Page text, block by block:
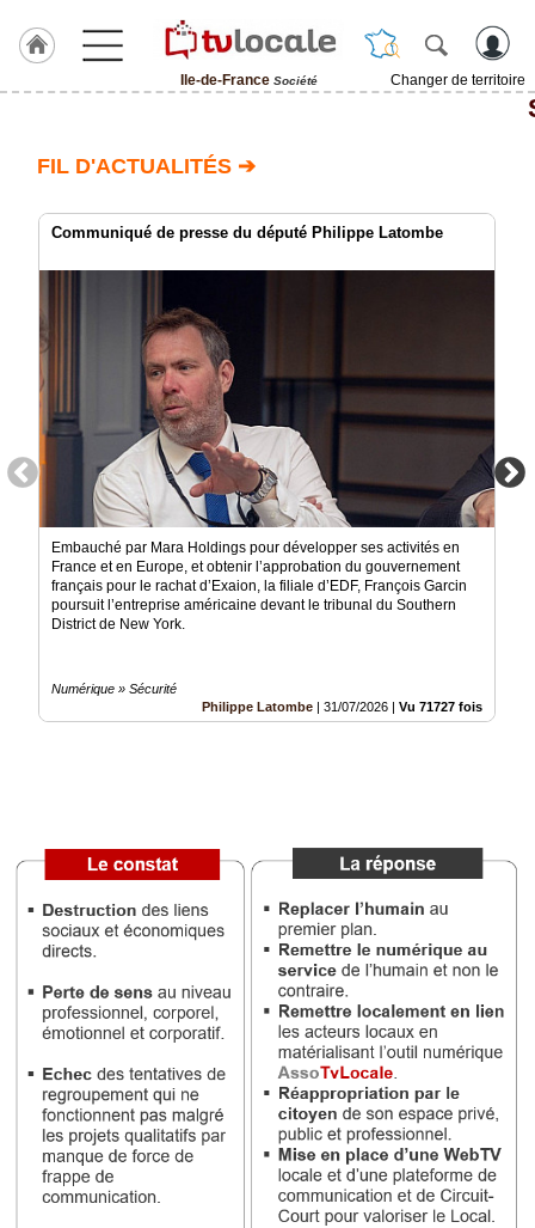
Ile-de-France Société
Changer de territoire
France
France
RUBRIQUES
Agenda
Vidéos
Médias
Prémium
éditeur
FIL D'ACTUALITÉS ➔
Communiqué de presse du député Philippe Latombe
Embauché par Mara Holdings pour développer ses activités en
France et en Europe, et obtenir l’approbation du gouvernement
français pour le rachat d’Exaion, la filiale d’EDF, François Garcin
poursuit l’entreprise américaine devant le tribunal du Southern
District de New York.
Numérique » Sécurité
Philippe Latombe
31/07/2026 Vu 71727 fois